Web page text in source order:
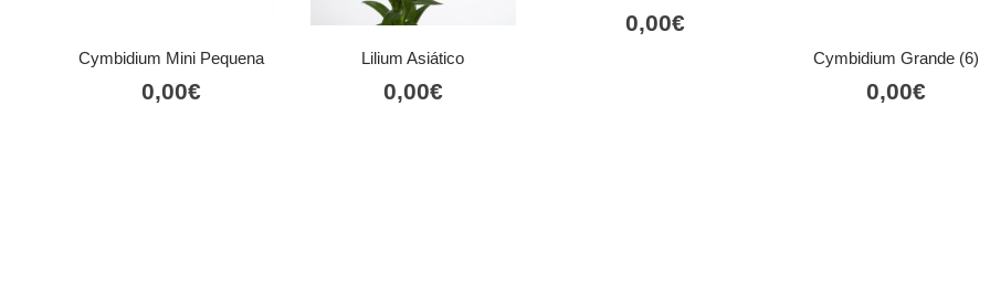
Cymbidium Mini Pequena
0,00€
Lilium Asiático
0,00€
0,00€
Cymbidium Grande (6)
0,00€